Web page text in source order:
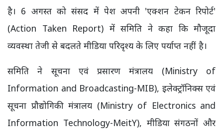
है। 6 अगस्त को संसद में पेश अपनी 'एक्शन टेकन रिपोर्ट'
(Action Taken Report) में समिति ने कहा कि मौजूदा
व्यवस्था तेजी से बदलते मीडिया परिदृश्य के लिए पर्याप्त नहीं है।
समिति ने सूचना एवं प्रसारण मंत्रालय (Ministry of
Information and Broadcasting-MIB), इलेक्ट्रॉनिक्स एवं
सूचना प्रौद्योगिकी मंत्रालय (Ministry of Electronics and
Information Technology-MeitY), मीडिया संगठनों और